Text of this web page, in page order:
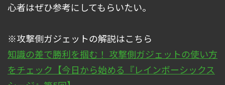
心者はぜひ参考にしてもらいたい。
※攻撃側ガジェットの解説はこちら
知識の差で勝利を掴む！ 攻撃側ガジェットの使い方
をチェック【今日から始める『レインボーシックス